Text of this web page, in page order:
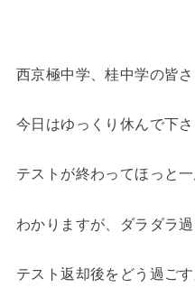
西京極中学、桂中学の皆
今日はゆっくり休んで下さ
テストが終わってほっと
わかりますが、ダラダラ
テスト返却後をどう過ご